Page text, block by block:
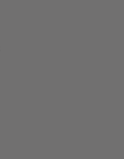
こちらです。
姫路駅付近 までは超過交通費
らタクシー利用などがある場
お問い合わせください。